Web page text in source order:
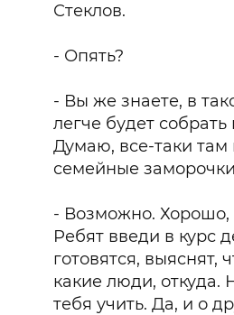
Стеклов.
- Опять?
- Вы же знаете, в
легче будет
Думаю, все-таки там
семейные
- Возможно. Хорошо,
Ребят введи в курс
готовятся, выяснят,
какие люди, откуда.
тебя учить. Да, и о